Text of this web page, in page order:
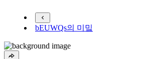
bEUWQs의 미밐